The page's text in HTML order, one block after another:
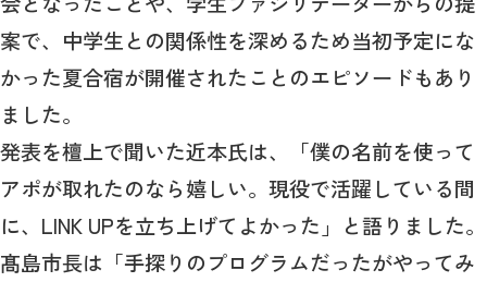
案で、中学生との関係性を深めるため当初予定にな
かった夏合宿が開催されたことのエピソードもあり
ました。
発表を檀上で聞いた近本氏は、「僕の名前を使って
アポが取れたのなら嬉しい。現役で活躍している間
に、LINK UPを立ち上げてよかった」と語りました。
髙島市長は「手探りのプログラムだったがやってみ